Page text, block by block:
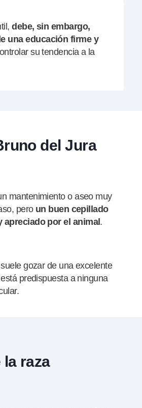
debe, sin embargo,
una educación firme y
su tendencia a la
del Jura
mantenimiento o aseo muy
pero un buen cepillado
apreciado por el animal.
gozar de una excelente
predispuesta a ninguna
raza